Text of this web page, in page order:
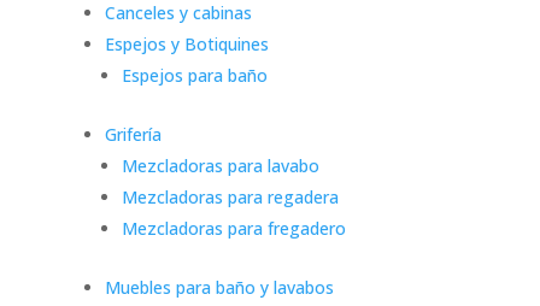
Canceles y cabinas
Espejos y Botiquines
Espejos para baño
Grifería
Mezcladoras para lavabo
Mezcladoras para regadera
Mezcladoras para fregadero
Muebles para baño y lavabos